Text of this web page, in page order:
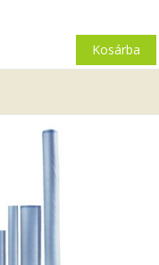
Kosárba